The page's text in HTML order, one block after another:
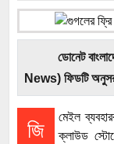
ডোনেট
News) ফিডটি
জি
মেইল
ক্লাউড